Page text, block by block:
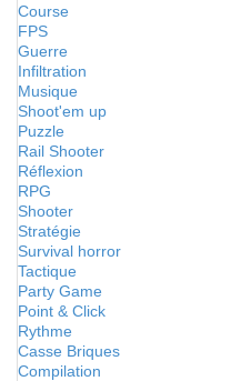
Course
FPS
Guerre
Infiltration
Musique
Shoot'em up
Puzzle
Rail Shooter
Réflexion
RPG
Shooter
Stratégie
Survival horror
Tactique
Party Game
Point & Click
Rythme
Casse Briques
Compilation